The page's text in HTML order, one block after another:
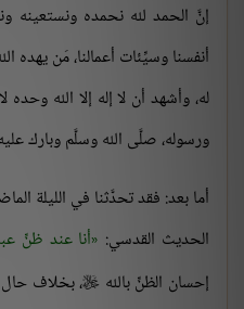
إنَّ الحمد لله نحمده ونستعينه
أنفسنا وسيِّئات أعمالنا، مَن يهده
له، وأشهد أن لا إله إلا الله
ورسوله، صلَّى الله وسلَّم وبارك
أما بعد: فقد تحدَّثنا في الليلة
الحديث القدسي: أنا عند ظنِّ
إحسان الظنِّ بالله ، بخلاف حال